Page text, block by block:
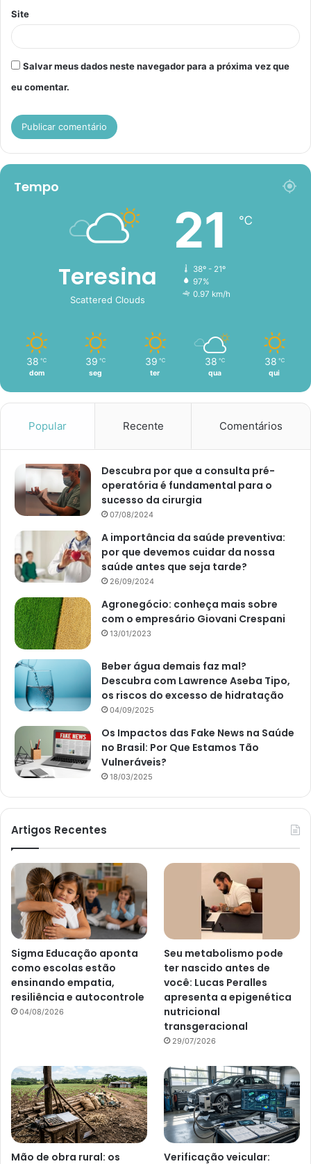
Site
Salvar meus dados neste navegador para a próxima vez que
eu comentar.
Tempo
Teresina
Scattered Clouds
21 ℃
38º - 21º
97%
0.97 km/h
38 ℃
dom
39 ℃
seg
39 ℃
ter
38 ℃
qua
38 ℃
qui
Popular Recente Comentários
Descubra por que a consulta pré-
operatória é fundamental para o
sucesso da cirurgia
07/08/2024
A importância da saúde preventiva:
por que devemos cuidar da nossa
saúde antes que seja tarde?
26/09/2024
Agronegócio: conheça mais sobre
com o empresário Giovani Crespani
13/01/2023
Beber água demais faz mal?
Descubra com Lawrence Aseba Tipo,
os riscos do excesso de hidratação
04/09/2025
Os Impactos das Fake News na Saúde
no Brasil: Por Que Estamos Tão
Vulneráveis?
18/03/2025
Artigos Recentes
Sigma Educação aponta
como escolas estão
ensinando empatia,
resiliência e autocontrole
04/08/2026
Seu metabolismo pode
ter nascido antes de
você: Lucas Peralles
apresenta a epigenética
nutricional
transgeracional
29/07/2026
Mão de obra rural: os Verificação veicular: